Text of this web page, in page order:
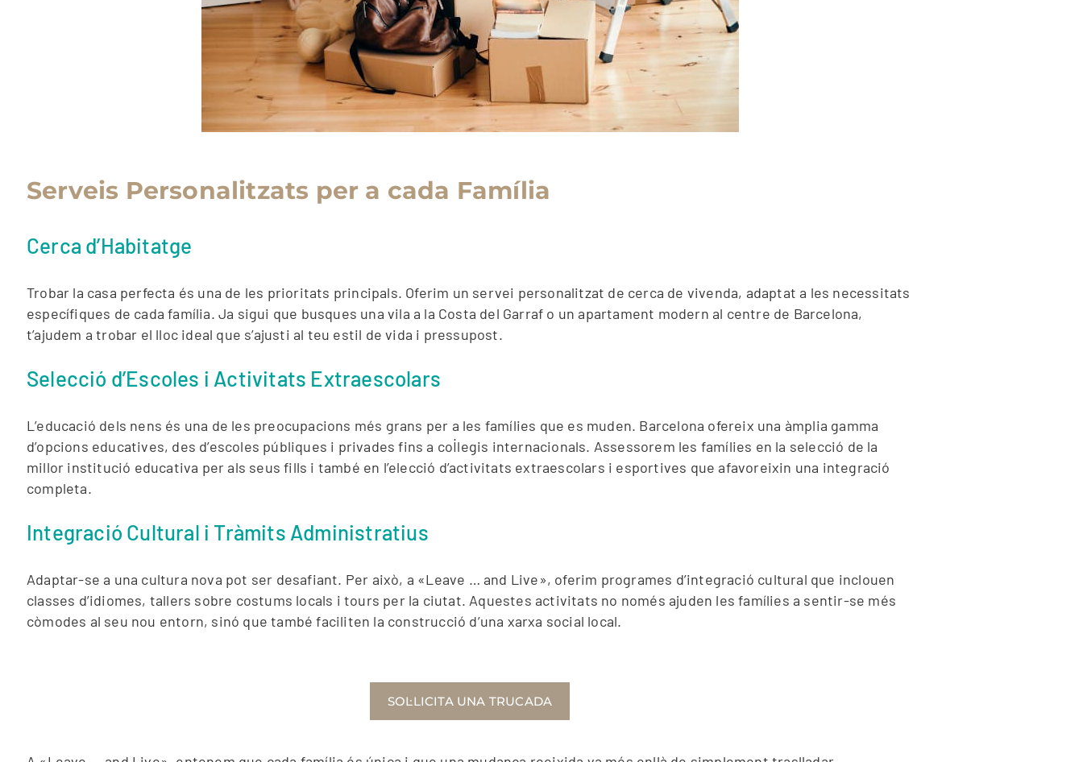
Serveis Personalitzats per a cada Família
Cerca d’Habitatge
Trobar la casa perfecta és una de les prioritats principals. Oferim un servei personalitzat de cerca de vivenda, adaptat a les necessitats
específiques de cada família. Ja sigui que busques una vila a la Costa del Garraf o un apartament modern al centre de Barcelona, ​​
t’ajudem a trobar el lloc ideal que s’ajusti al teu estil de vida i pressupost.
Selecció d’Escoles i Activitats Extraescolars
L’educació dels nens és una de les preocupacions més grans per a les famílies que es muden. Barcelona ofereix una àmplia gamma
d’opcions educatives, des d’escoles públiques i privades fins a col·legis internacionals. Assessorem les famílies en la selecció de la
millor institució educativa per als seus fills i també en l’elecció d’activitats extraescolars i esportives que afavoreixin una integració
completa.
Integració Cultural i Tràmits Administratius
Adaptar-se a una cultura nova pot ser desafiant. Per això, a «Leave … and Live», oferim programes d’integració cultural que inclouen
classes d’idiomes, tallers sobre costums locals i tours per la ciutat. Aquestes activitats no només ajuden les famílies a sentir-se més
còmodes al seu nou entorn, sinó que també faciliten la construcció d’una xarxa social local.
SOL·LICITA UNA TRUCADA